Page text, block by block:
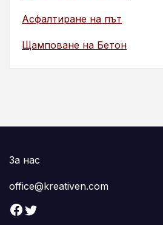
Асфалтиране на път
Щамповане на Бетон
За нас
office@kreativen.com
Facebook Twitter